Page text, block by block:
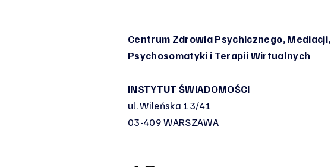
Centrum Zdrowia Psychicznego, Mediacji,
Psychosomatyki i Terapii Wirtualnych
INSTYTUT ŚWIADOMOŚCI
ul. Wileńska 13/41
03-409 WARSZAWA